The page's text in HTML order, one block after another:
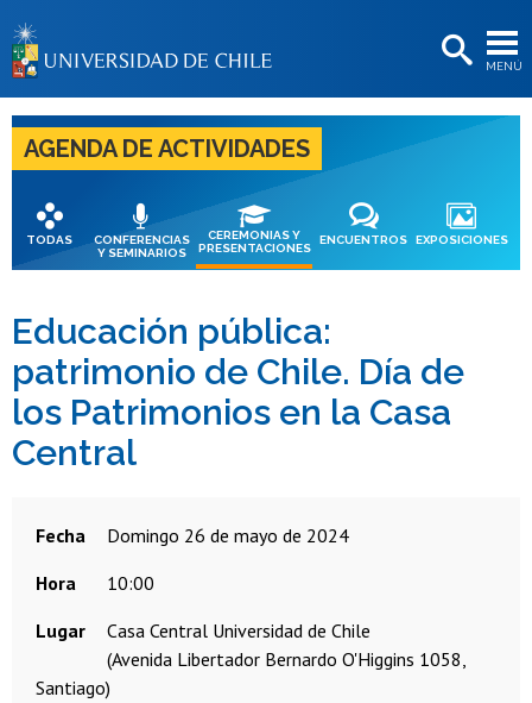
MENÚ
BIBLIOTECAS
LA UNIVERSIDAD
Postulantes
Estudiantes
Académicas/os
Funcionarias/os
Egresadas/os
AGENDA DE ACTIVIDADES
TODAS
CONFERENCIAS
Y SEMINARIOS
CEREMONIAS Y
PRESENTACIONES
ENCUENTROS EXPOSICIONES
Educación pública:
patrimonio de Chile. Día de
los Patrimonios en la Casa
Central
Fecha
domingo 26 de mayo de 2024
Hora
10:00
Lugar
Casa Central Universidad de Chile
(Avenida Libertador Bernardo O'Higgins 1058,
Santiago)